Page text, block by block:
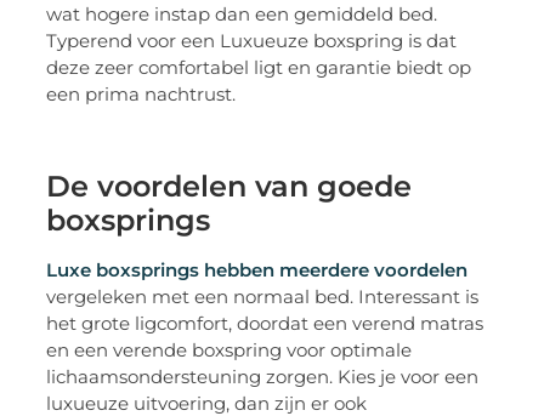
wat hogere instap dan een gemiddeld bed.
Typerend voor een Luxueuze boxspring is dat
deze zeer comfortabel ligt en garantie biedt op
een prima nachtrust.
De voordelen van goede
boxsprings
Luxe boxsprings hebben meerdere voordelen
vergeleken met een normaal bed. Interessant is
het grote ligcomfort, doordat een verend matras
en een verende boxspring voor optimale
lichaamsondersteuning zorgen. Kies je voor een
luxueuze uitvoering, dan zijn er ook